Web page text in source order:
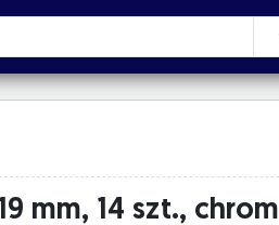
mm, 14 szt., chrom